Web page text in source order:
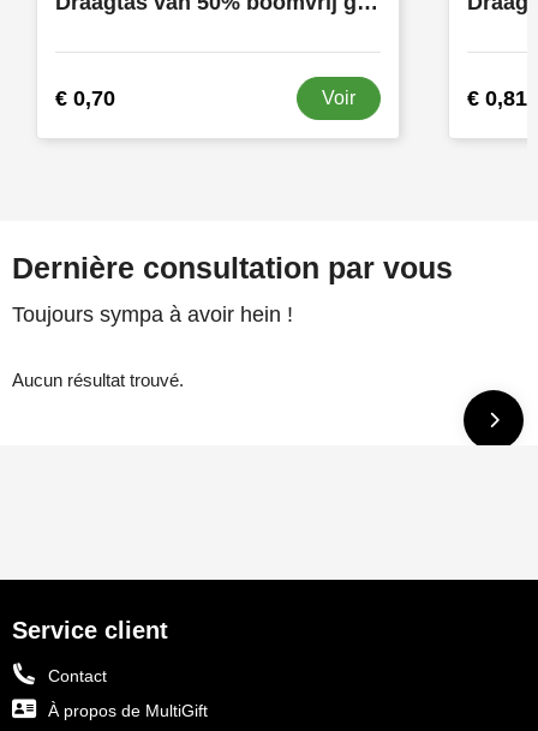
€ 0,70 Voir € 0,81
Dernière consultation par vous
Toujours sympa à avoir hein !
Aucun résultat trouvé.
Service client
Contact
À propos de MultiGift